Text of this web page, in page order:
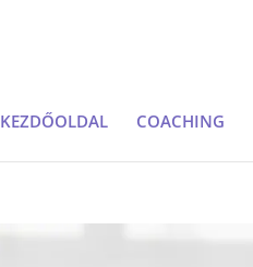
KEZDŐOLDAL COACHING